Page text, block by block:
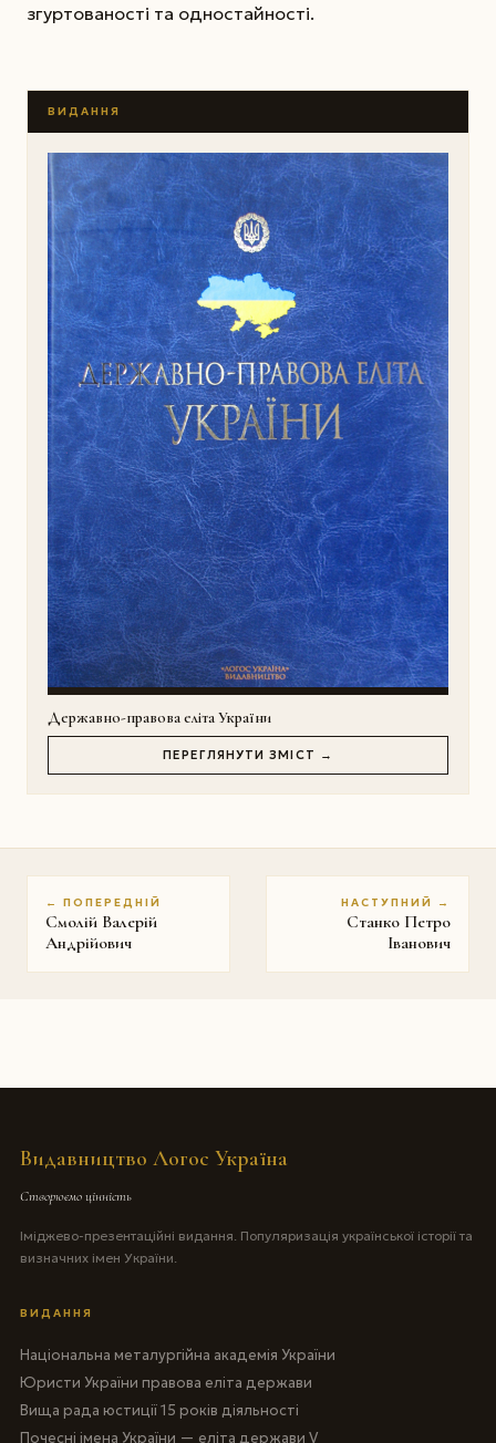
згуртованості та одностайності.
ВИДАННЯ
Державно-правова еліта України
ПЕРЕГЛЯНУТИ ЗМІСТ →
← ПОПЕРЕДНІЙ
Смолій Валерій
Андрійович
НАСТУПНИЙ →
Станко Петро
Іванович
Видавництво Логос Україна
Створюємо цінність
Іміджево-презентаційні видання. Популяризація української історії та
визначних імен України.
ВИДАННЯ
Національна металургійна академія України
Юристи України правова еліта держави
Вища рада юстиції 15 років діяльності
Почесні імена України — еліта держави V